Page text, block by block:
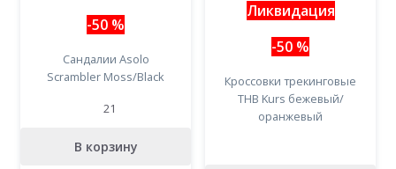
-50 %
Сандалии Asolo
Scrambler Moss/Black
21
В корзину
Ликвидация
-50 %
Кроссовки трекинговые
THB Kurs бежевый/
оранжевый